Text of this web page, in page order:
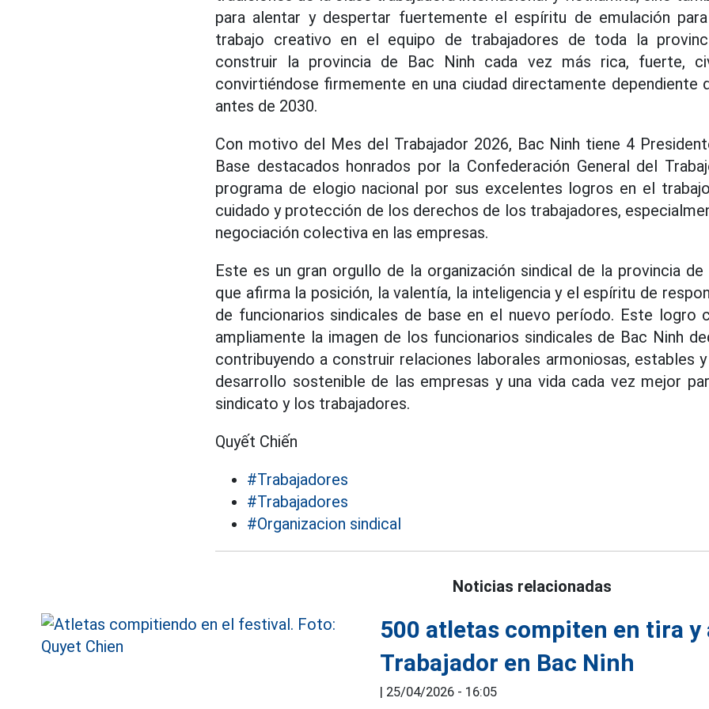
para alentar y despertar fuertemente el espíritu de emulación
trabajo creativo en el equipo de trabajadores de toda la
construir la provincia de Bac Ninh cada vez más rica, fuerte,
convirtiéndose firmemente en una ciudad directamente dependiente
antes de 2030.
Con motivo del Mes del Trabajador 2026, Bac Ninh tiene 4
Base destacados honrados por la Confederación General del
programa de elogio nacional por sus excelentes logros en el
cuidado y protección de los derechos de los trabajadores,
negociación colectiva en las empresas.
Este es un gran orgullo de la organización sindical de la provincia
que afirma la posición, la valentía, la inteligencia y el espíritu de
de funcionarios sindicales de base en el nuevo período. Este logro
ampliamente la imagen de los funcionarios sindicales de Bac Ninh
contribuyendo a construir relaciones laborales armoniosas, estables
desarrollo sostenible de las empresas y una vida cada vez mejor
sindicato y los trabajadores.
Quyết Chiến
#Trabajadores
#Trabajadores
#Organizacion sindical
Noticias relacionadas
500 atletas compiten en tira
Trabajador en Bac Ninh
25/04/2026 - 16:05